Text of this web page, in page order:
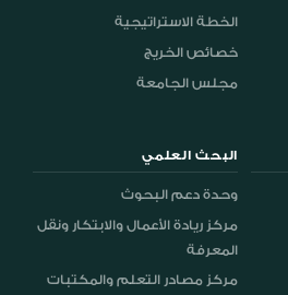
الخطة الاستراتيجية
خصائص الخريج
مجلس الجامعة
البحث العلمي
وحدة دعم البحوث
مركز ريادة الأعمال والابتكار ونقل
المعرفة
مركز مصادر التعلم والمكتبات